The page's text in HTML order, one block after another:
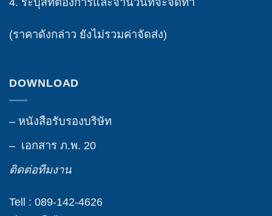
(ราคาดังกล่าว ยังไม่รวมค่าจัดส่ง)
DOWNLOAD
– หนังสือรับรองบริษัท
– เอกสาร ภ.พ. 20
ติดต่อทีมงาน
Tell : 089-142-4626